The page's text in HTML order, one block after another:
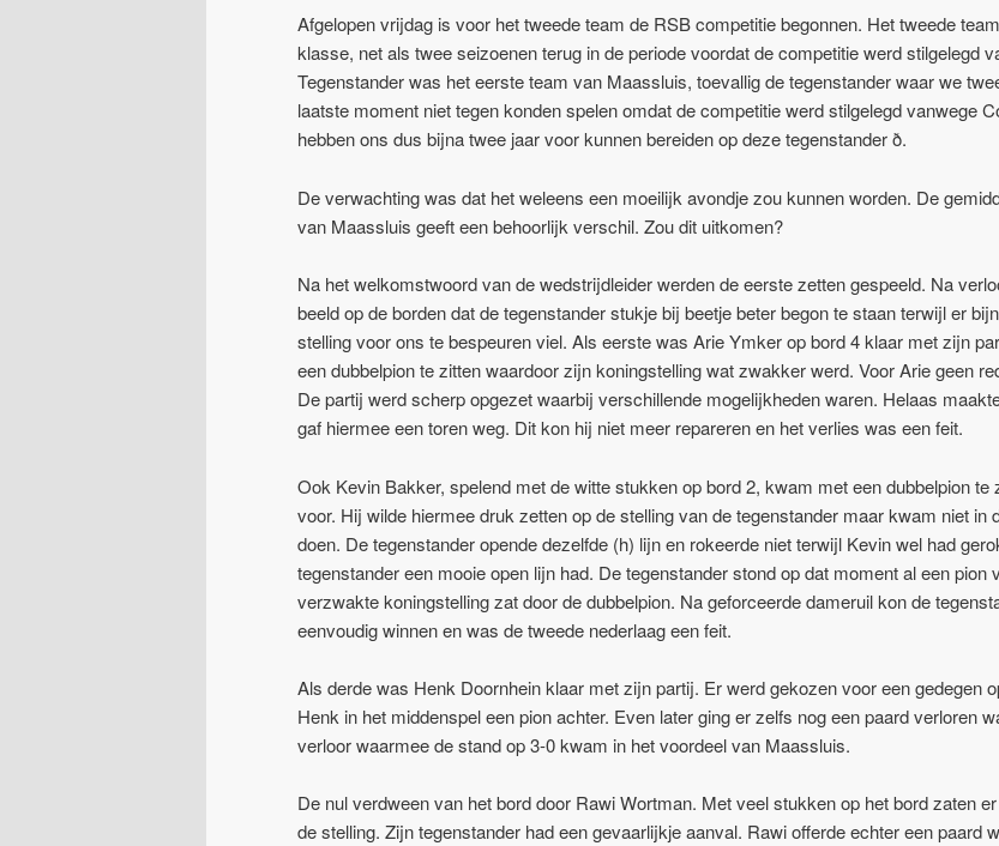
Afgelopen vrijdag is voor het tweede team de RSB competitie begonnen. Het tweede
klasse, net als twee seizoenen terug in de periode voordat de competitie werd stilgelegd
Tegenstander was het eerste team van Maassluis, toevallig de tegenstander waar we
laatste moment niet tegen konden spelen omdat de competitie werd stilgelegd vanwege
hebben ons dus bijna twee jaar voor kunnen bereiden op deze tegenstander ð.
De verwachting was dat het weleens een moeilijk avondje zou kunnen worden. De
van Maassluis geeft een behoorlijk verschil. Zou dit uitkomen?
Na het welkomstwoord van de wedstrijdleider werden de eerste zetten gespeeld. Na
beeld op de borden dat de tegenstander stukje bij beetje beter begon te staan terwijl er
stelling voor ons te bespeuren viel. Als eerste was Arie Ymker op bord 4 klaar met zijn
een dubbelpion te zitten waardoor zijn koningstelling wat zwakker werd. Voor Arie geen
De partij werd scherp opgezet waarbij verschillende mogelijkheden waren. Helaas
gaf hiermee een toren weg. Dit kon hij niet meer repareren en het verlies was een feit.
Ook Kevin Bakker, spelend met de witte stukken op bord 2, kwam met een dubbelpion te
voor. Hij wilde hiermee druk zetten op de stelling van de tegenstander maar kwam niet in
doen. De tegenstander opende dezelfde (h) lijn en rokeerde niet terwijl Kevin wel had
tegenstander een mooie open lijn had. De tegenstander stond op dat moment al een pion
verzwakte koningstelling zat door de dubbelpion. Na geforceerde dameruil kon de
eenvoudig winnen en was de tweede nederlaag een feit.
Als derde was Henk Doornhein klaar met zijn partij. Er werd gekozen voor een gedegen
Henk in het middenspel een pion achter. Even later ging er zelfs nog een paard verloren
verloor waarmee de stand op 3-0 kwam in het voordeel van Maassluis.
De nul verdween van het bord door Rawi Wortman. Met veel stukken op het bord zaten
de stelling. Zijn tegenstander had een gevaarlijkje aanval. Rawi offerde echter een paard